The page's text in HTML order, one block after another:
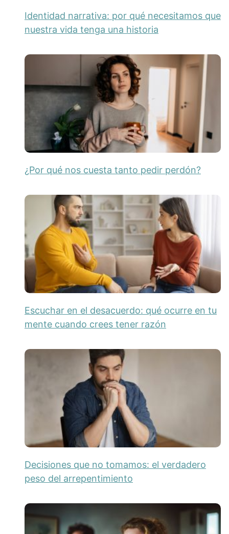
Identidad narrativa: por qué necesitamos que
nuestra vida tenga una historia
¿Por qué nos cuesta tanto pedir perdón?
Escuchar en el desacuerdo: qué ocurre en tu
mente cuando crees tener razón
Decisiones que no tomamos: el verdadero
peso del arrepentimiento